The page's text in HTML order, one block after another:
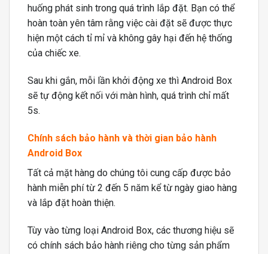
huống phát sinh trong quá trình lắp đặt. Bạn có thể
hoàn toàn yên tâm rằng việc cài đặt sẽ được thực
hiện một cách tỉ mỉ và không gây hại đến hệ thống
của chiếc xe.
Sau khi gắn, mỗi lần khởi động xe thì Android Box
sẽ tự động kết nối với màn hình, quá trình chỉ mất
5s.
Chính sách bảo hành và thời gian bảo hành
Android Box
Tất cả mặt hàng do chúng tôi cung cấp được bảo
hành miễn phí từ 2 đến 5 năm kể từ ngày giao hàng
và lắp đặt hoàn thiện.
Tùy vào từng loại Android Box, các thương hiệu sẽ
có chính sách bảo hành riêng cho từng sản phẩm